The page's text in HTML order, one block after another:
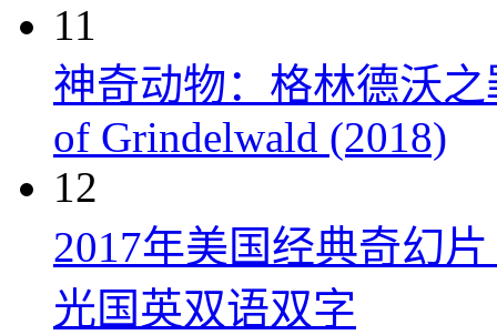
11
神奇动物：格林德沃之
of Grindelwald (2018)
12
2017年美国经典奇幻
光国英双语双字